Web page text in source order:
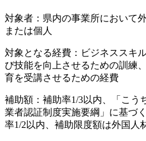
対象者：県内の事業所において
または個人
対象となる経費：ビジネススキ
び技能を向上させるための訓練
育を受講させるための経費
補助額：補助率1/3以内、「こう
業者認証制度実施要綱」に基づ
率1/2以内、補助限度額は外国人